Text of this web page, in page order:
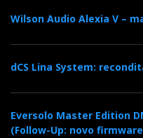
Wilson Audio Alexia V –
dCS Lina System:
Eversolo Master Edition
(Follow-Up: novo